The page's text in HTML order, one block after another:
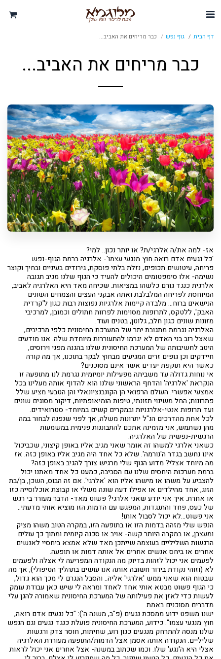
דף הבית גוף נפש כבר מריחים את האביב...
כבר מריחים את האביב...
אז- למה את/ה אלרגי/ת? או יותר נכון.. למי?
'כל נגעים אדם רואה חוץ מנגעי עצמו'- אלרגיה ברמת הגוף-נפש.
פריחה, עיטושים תכופים, נזלת בלתי פוסקת, גירודים בעיניים ובחיך וקוצר
נשימה- אלו סימפטומים היכולים להעיד כי הגוף שלנו מגיב תגובה
אלרגית כנגד גורם כלשהו במציאות. שכיחה מאד היא האלרגיה לאביב,
המיוחסת לפריחה המלבלבת ואתה אבקני העצים והצמחים השונים
הנישאים ברוח... מלבדה קיימות אלרגיות נפוצות רבות כגון ל'קרדית
האבק', ללטקס, לתרופות מסוימות לפרוות חתולים וכמובן, למרכיבי
מזונות שונים כגון חלב, גלוטן, בטנים ועוד.
האלרגיה נגרמת מתגובת יתר של המערכת החיסונית כלפי מרכיבים,
שאצל רוב בני האדם לא יגרמו להתעוררות מיוחדת שלה. אנו מודעים
היטב לחשיבותה של המערכת החיסונית שלנו בהגנה מפני וירוסים,
חיידקים וכן גופים זרים המגיעים מבחוץ לבקר בתוכנו, אך מה קורה
כאשר היא תוקפת יעדים אשר אינם מסוכנים?
אי נוחות גדולה עד משביתה מפעילות יומיומית נגרמת לנו מתופעה זו
הנקראת 'אלרגיה' והדחף הראשוני שלנו הוא להדוף אותה מעלינו בכל
אמצעי אפשרי. העולם הרפואי הן הקונבנציונאלי והן הטבעי מציע שלל
פתרונות; החל משינוי תזונתי, טיפות הומיאופתיות, דיקור מסוגים שונים
ועד תרופות אנטי-אלרגניות ובמקרים קשים במיוחד- סטרואידים.
לכל אחת מהדרכים הנ"ל יתרונות משלה, אך לפני שנפנה לבחור במה
מהן נשתמש, אני מזמינה אתכם להתבוננות פנימית במשמעות
הרגשית-נפשית של האלרגיה.
כשאני אלרגי למשהו זה אומר שאני מגיב אליו באופן קיצוני, שכביכול
אינו נחשב בגדר ה'נורמה'. שלא כל אחד היה מגיב אליו באופן כזה. אז
מה מיוחד אצלי? מדוע הגוף שלי מרגיש צורך להגיב באופן כזה?
ברמת מערכות היחסים שלנו עם הסביבה, כמעט כל אחד מאתנו יכול
להצביע על משהו או מישהו אליו הוא 'אלרגי'. אם זה הבוס, השכן, בן/בת
הזוג, אחד מהילדים או אפילו דעה שונה משלי או קבוצת אוכלוסייה כזו
או אחרת. איך אני יודע שאני אלרגי? פשוט מאד- הדבר מעורר בי רגש
של כעס, פחד והתנגדות, המפגש עם הדמות הזו מוציא אותי מדעתי..
אני פשוט...לא יכול לסבול אותו!
הנפש שלי מזהה בדמות הזו או בתופעה הזו, במקרה הטוב משהו מציק
ומעצבן, או במקרה היותר קשה- אויב או סכנה קיומית ומתוך כך עולים
הרגשות השליליים בעוצמה שייתכן מאד שלא אמצא ביחסיי לאנשים
אחרים או ביחס אנשים אחרים אל אותה דמות או תופעה.
לפעמים אני יכול לזהות בדיוק מה הנקודה המפריעה לי אצלה ולפעמים
לא (וזוהי נקודת בירור חשובה אותה אנו עושים בתהליך הטיפולי), אך מה
שבטוח הוא שאני ממש 'אלרגי' אליה.. והסבל הנגרם לי מכך הוא גדול,
כי הגוף פשוט מבטא אותי אחד לאחד ומראה לי שיש כאן עבודת עומק
לעשות כדי לאזן את פעילותה של המערכת החיסונית שאמורה להגן עלי
מדברים מסוכנים באמת.
ישנו משפט ידוע ממסכת נגעים (פ"ב, משנה ה'): "כל נגעים אדם רואה,
חוץ מנגעי עצמו". כידוע, המערכת החיסונית פועלת כנגד נגעים וגם הנפש
שלנו מנסה להתרחק מנגעים כגון רוע, שחיתות, חוסר צדק ורגשות
שליליים. הנקודה אותה אסמן אצל הדמות/התופעה מעוררת האלרגיה
אצלי היא ה'נגע' שלו. וכמו שכתוב במשנה- אצל אחרים אני יכול לראות